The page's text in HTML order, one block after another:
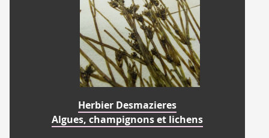
Herbier Desmazieres
Algues, champignons et lichens